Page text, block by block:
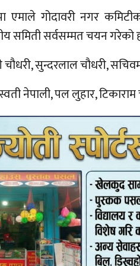
गोदावरी नगर
समिती सर्वसम्मत चयन गरेको
चौधरी, सुन्दरलाल चौधरी,
नेपाली, पल लुहार,